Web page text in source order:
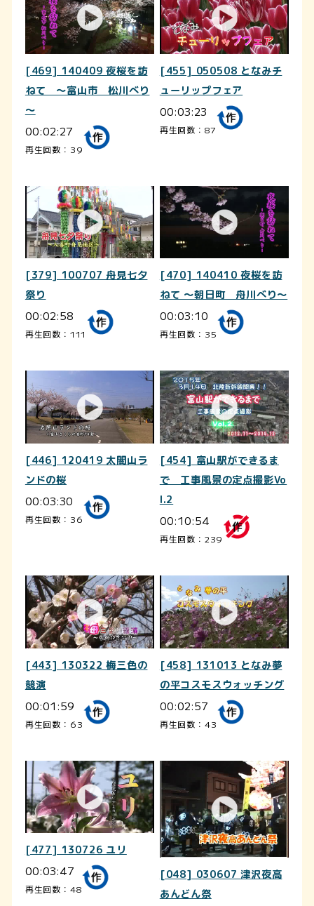
[469] 140409 夜桜を訪
ねて ～富山市 松川べり
～
00:02:27
再生回数：39
[455] 050508 となみチ
ューリップフェア
00:03:23
再生回数：87
[379] 100707 舟見七夕
祭り
00:02:58
再生回数：111
[470] 140410 夜桜を訪
ねて ～朝日町 舟川べり～
00:03:10
再生回数：35
[446] 120419 太閤山ラ
ンドの桜
00:03:30
再生回数：36
[454] 富山駅ができるま
で 工事風景の定点撮影Vo
l.2
00:10:54
再生回数：239
[443] 130322 梅三色の
競演
00:01:59
再生回数：63
[458] 131013 となみ夢
の平コスモスウォッチング
00:02:57
再生回数：43
[477] 130726 ユリ
00:03:47
再生回数：48
[048] 030607 津沢夜高
あんどん祭